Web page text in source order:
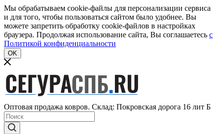
Мы обрабатываем cookie-файлы для персонализации сервиса
и для того, чтобы пользоваться сайтом было удобнее. Вы
можете запретить обработку cookie-файлов в настройках
браузера. Продолжая использование сайта, Вы соглашаетесь c
Политикой конфиденциальности
OK
Оптовая продажа ковров. Склад: Покровская дорога 16 лит Б